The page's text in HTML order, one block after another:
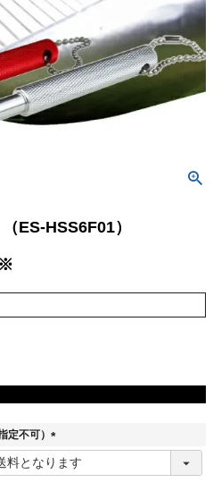
ES-HSS6F01）
※
定不可）
(
必